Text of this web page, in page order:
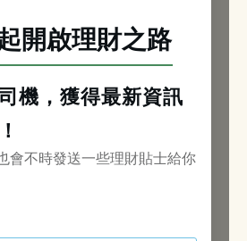
開啟理財之路
機，獲得最新資訊
會不時發送一些理財貼士給你